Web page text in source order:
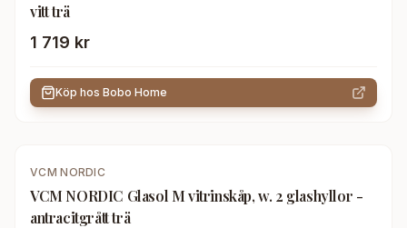
vitt trä
1 719 kr
Köp hos Bobo Home
VCM NORDIC
VCM NORDIC Glasol M vitrinskåp, w. 2 glashyllor -
antracitgrått trä